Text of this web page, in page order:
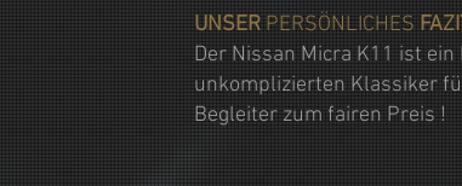
UNSER PERSÖNLICHES
Der Nissan Micra K11 ist
unkomplizierten Klassiker
Begleiter zum fairen Preis !